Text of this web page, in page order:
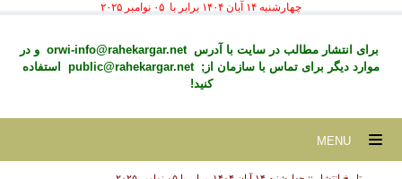
چهارشنبه ۱۴ آبان ۱۴۰۴ برابر با ۰۵ نوامبر ۲۰۲۵
برای انتشار مطالب در سايت با آدرسorwi-info@rahekargar.net و در
موارد ديگر برای تماس با سازمان از;public@rahekargar.net
استفاده
کنید!